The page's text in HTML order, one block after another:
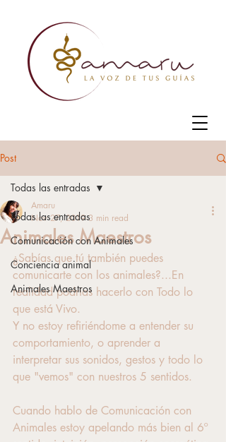
Post
Todas las entradas
Comunicación con Animales
Conciencia animal
Animales Maestros
Todas las entradas
Animales Maestros
Amaru
Nov 27, 2019 3 min read
¿Sabías que tú también puedes
comunicarte con los animales?...En
realidad podrías hacerlo con Todo lo
que está Vivo.
Y no estoy refiriéndome a entender su
comportamiento, o aprender a
interpretar sus sonidos, gestos y todo lo
que "vemos" con nuestros 5 sentidos.
Cuando hablo de Comunicación con
Animales estoy apelando más bien al 6º